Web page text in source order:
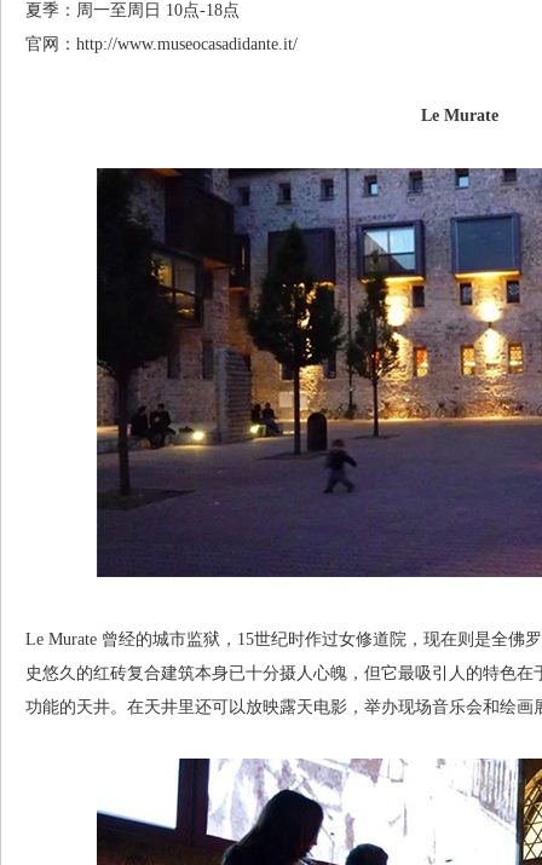
夏季：周一至周日 10点-18点
官网：http://www.museocasadidante.it/
Le Murate
Le Murate 曾经的城市监狱，15世纪时作过女修道院，现在则是全佛
史悠久的红砖复合建筑本身已十分摄人心魄，但它最吸引人的特色
功能的天井。在天井里还可以放映露天电影，举办现场音乐会和绘画